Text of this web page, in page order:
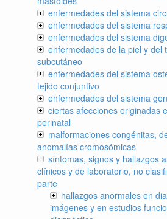
enfermedades del sistema
enfermedades del sistema
enfermedades del sistema
enfermedades de la piel y del
subcutáneo
enfermedades del sistema
tejido conjuntivo
enfermedades del sistema
ciertas afecciones originadas
perinatal
malformaciones congénitas,
anomalías cromosómicas
síntomas, signos y hallazgos
clínicos y de laboratorio, no
parte
hallazgos anormales en
imágenes y en estudios